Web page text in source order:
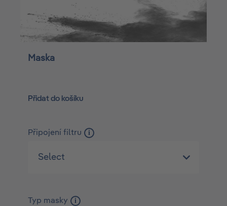
Maska
Přidat do košíku
Připojení filtru i
Typ masky i